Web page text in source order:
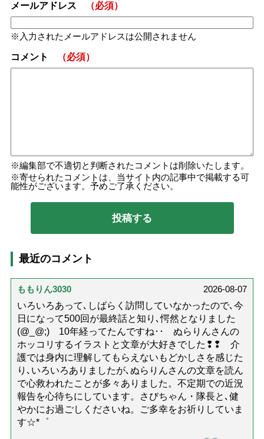
メールアドレス （必須）
入力されたメールアドレスは公開されません
コメント （必須）
編集部で不適切と判断されたコメントは削除いたします。
寄せられたコメントは、当サイト内の記事中で掲載する可
能性がございます。予めご了承ください。
最近のコメント
ももりん3030
2026-08-07
いろいろあって､しばらく訪問していなかったので､今
日になって500回が最終話と知り､愕然となりました
(@_@;) 10年経ってたんですね･･ ぬらりんさんの
ホッコリするイラストと文章が大好きでした❢❢ 介
護では身内に理解してもらえないもどかしさを感じた
り､いろいろありましたが､ぬらりんさんの文章を読ん
で心救われたことが多々ありました。不定期での近況
報告を心待ちにしています。さびちゃん・隊長と､健
やかにお過ごしくださいね。ご多幸をお祈りしていま
す☆*゜